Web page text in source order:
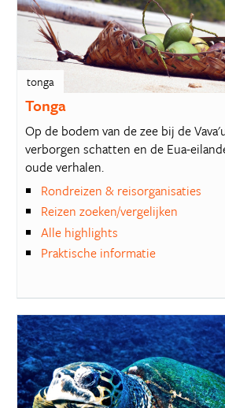
tonga
Tonga
Op de bodem van de zee bij de
verborgen schatten en de Eua-
oude verhalen.
Rondreizen & reisorganisaties
Reizen zoeken/vergelijken
Alle highlights
Praktische informatie